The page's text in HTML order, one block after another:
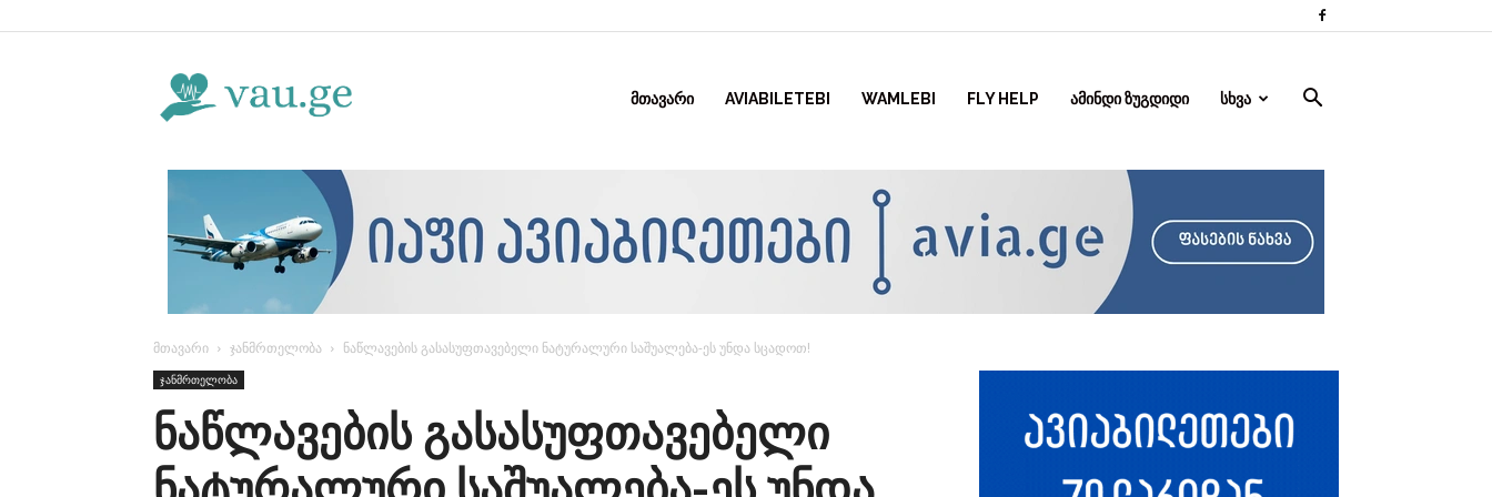
ᲛᲗᲐᲕᲐᲠᲘ AVIABILETEBI WAMLEBI FLY HELP ᲐᲛᲘᲜᲓᲘ ᲖᲣᲒᲓᲘᲓᲘ ᲡᲮᲕᲐ
მთავარი ჯანმრთელობა ნაწლავების გასასუფთავებელი ნატურალური საშუალება-ეს უნდა სცადოთ!
ჯანმრთელობა
ნაწლავების გასასუფთავებელი